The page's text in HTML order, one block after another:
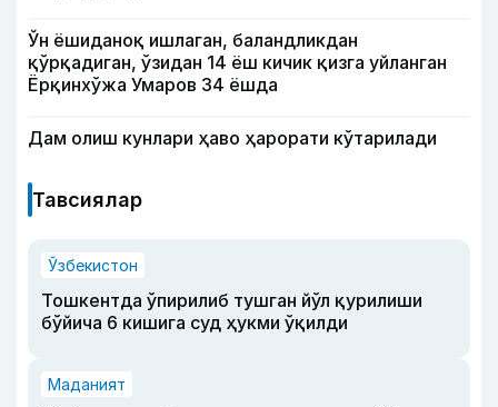
Ўн ёшиданоқ ишлаган, баландликдан
қўрқадиган, ўзидан 14 ёш кичик қизга уйланган
Ёрқинхўжа Умаров 34 ёшда
Дам олиш кунлари ҳаво ҳарорати кўтарилади
Тавсиялар
Ўзбекистон
Тошкентда ўпирилиб тушган йўл қурилиши
бўйича 6 кишига суд ҳукми ўқилди
Маданият